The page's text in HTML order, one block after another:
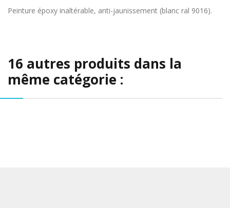
Peinture époxy inaltérable, anti-jaunissement (blanc ral 9016).
16 autres produits dans la
même catégorie :